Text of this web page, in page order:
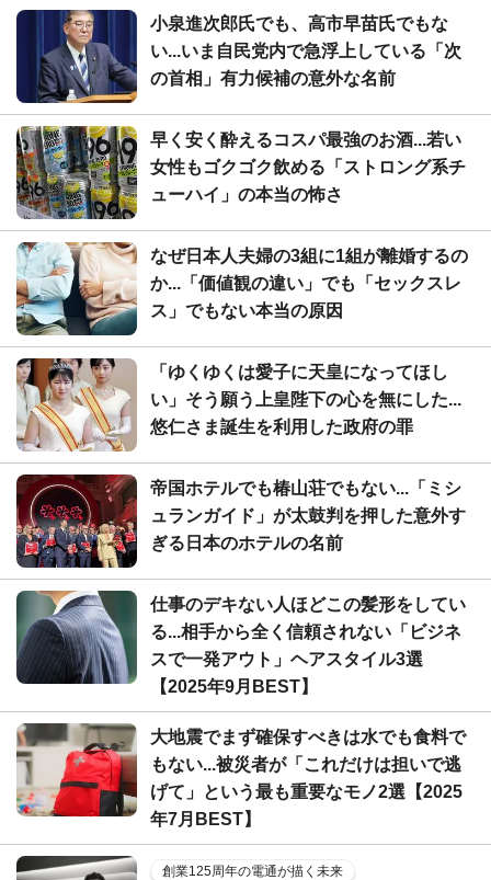
小泉進次郎氏でも、高市早苗氏でもな
い...いま自民党内で急浮上している「次
の首相」有力候補の意外な名前
早く安く酔えるコスパ最強のお酒...若い
女性もゴクゴク飲める「ストロング系チ
ューハイ」の本当の怖さ
なぜ日本人夫婦の3組に1組が離婚するの
か...「価値観の違い」でも「セックスレ
ス」でもない本当の原因
「ゆくゆくは愛子に天皇になってほし
い」そう願う上皇陛下の心を無にした...
悠仁さま誕生を利用した政府の罪
帝国ホテルでも椿山荘でもない...「ミシ
ュランガイド」が太鼓判を押した意外す
ぎる日本のホテルの名前
仕事のデキない人ほどこの髪形をしてい
る...相手から全く信頼されない「ビジネ
スで一発アウト」ヘアスタイル3選
【2025年9月BEST】
大地震でまず確保すべきは水でも食料で
もない...被災者が「これだけは担いで逃
げて」という最も重要なモノ2選【2025
年7月BEST】
創業125周年の電通が描く未来